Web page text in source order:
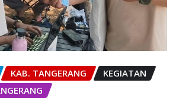
KAB. TANGERANG
KEGIATAN